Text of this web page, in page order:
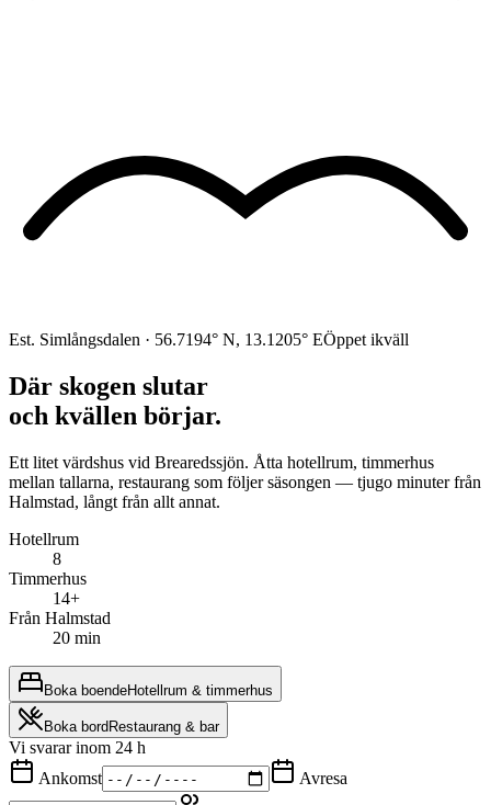
Est. Simlångsdalen · 56.7194° N, 13.1205° EÖppet ikväll
Där skogen slutar
och kvällen börjar.
Ett litet värdshus vid Brearedssjön. Åtta hotellrum, timmerhus
mellan tallarna, restaurang som följer säsongen — tjugo minuter från
Halmstad, långt från allt annat.
Hotellrum
8
Timmerhus
14+
Från Halmstad
20 min
Boka boendeHotellrum & timmerhus
Boka bord Restaurang & bar
Vi svarar inom 24 h
Ankomst
Avresa